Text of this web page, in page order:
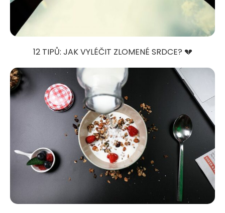
12 TIPŮ: JAK VYLÉČIT ZLOMENÉ SRDCE? 💔